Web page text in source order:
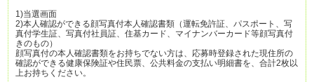
1)当選画面
2)本人確認ができる顔写真付本人確認書類（運転免許証、パスポート、写
真付学生証、写真付社員証、住基カード、マイナンバーカード等顔写真付
きのもの）
顔写真付の本人確認書類をお持ちでない方は、応募時登録された現住所の
確認ができる健康保険証や住民票、公共料金の支払い明細書を、合計2枚以
上お持ちください。